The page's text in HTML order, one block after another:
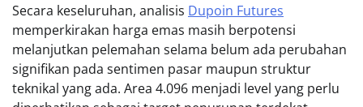
Secara keseluruhan, analisis Dupoin Futures
memperkirakan harga emas masih berpotensi
melanjutkan pelemahan selama belum ada perubahan
signifikan pada sentimen pasar maupun struktur
teknikal yang ada. Area 4.096 menjadi level yang perlu